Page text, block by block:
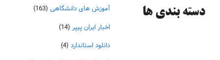
دسته‌ بندی ها آموزش های دانشگاهی (163)
اخبار ایران پیپر (14)
دانلود استاندارد (4)